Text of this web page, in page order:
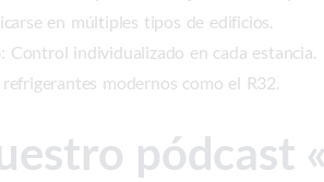
en múltiples tipos de edificios.
: Control individualizado en cada estancia.
modernos como el R32.
pódcast